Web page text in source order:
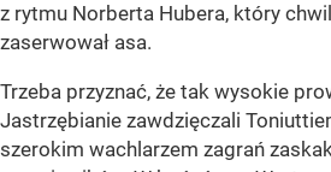
z rytmu Norberta Hubera, który
zaserwował asa.
Trzeba przyznać, że tak wysokie
Jastrzębianie zawdzięczali
szerokim wachlarzem zagrań